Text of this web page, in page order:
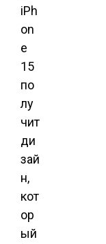
iPh
on
e
15
по
лу
чит
ди
зай
н,
кот
ор
ый